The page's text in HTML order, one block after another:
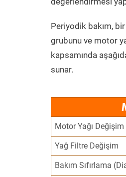
Periyodik bakım,
grubunu ve motor
kapsamında
sunar.
Motor Yağı Değişim
Yağ Filtre Değişim
Bakım Sıfırlama